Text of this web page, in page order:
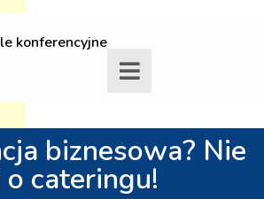
konferencyjne
biznesowa? Nie
cateringu!